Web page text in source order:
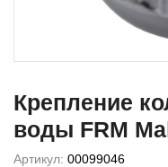
Крепление
воды FRM
Артикул: 00099046